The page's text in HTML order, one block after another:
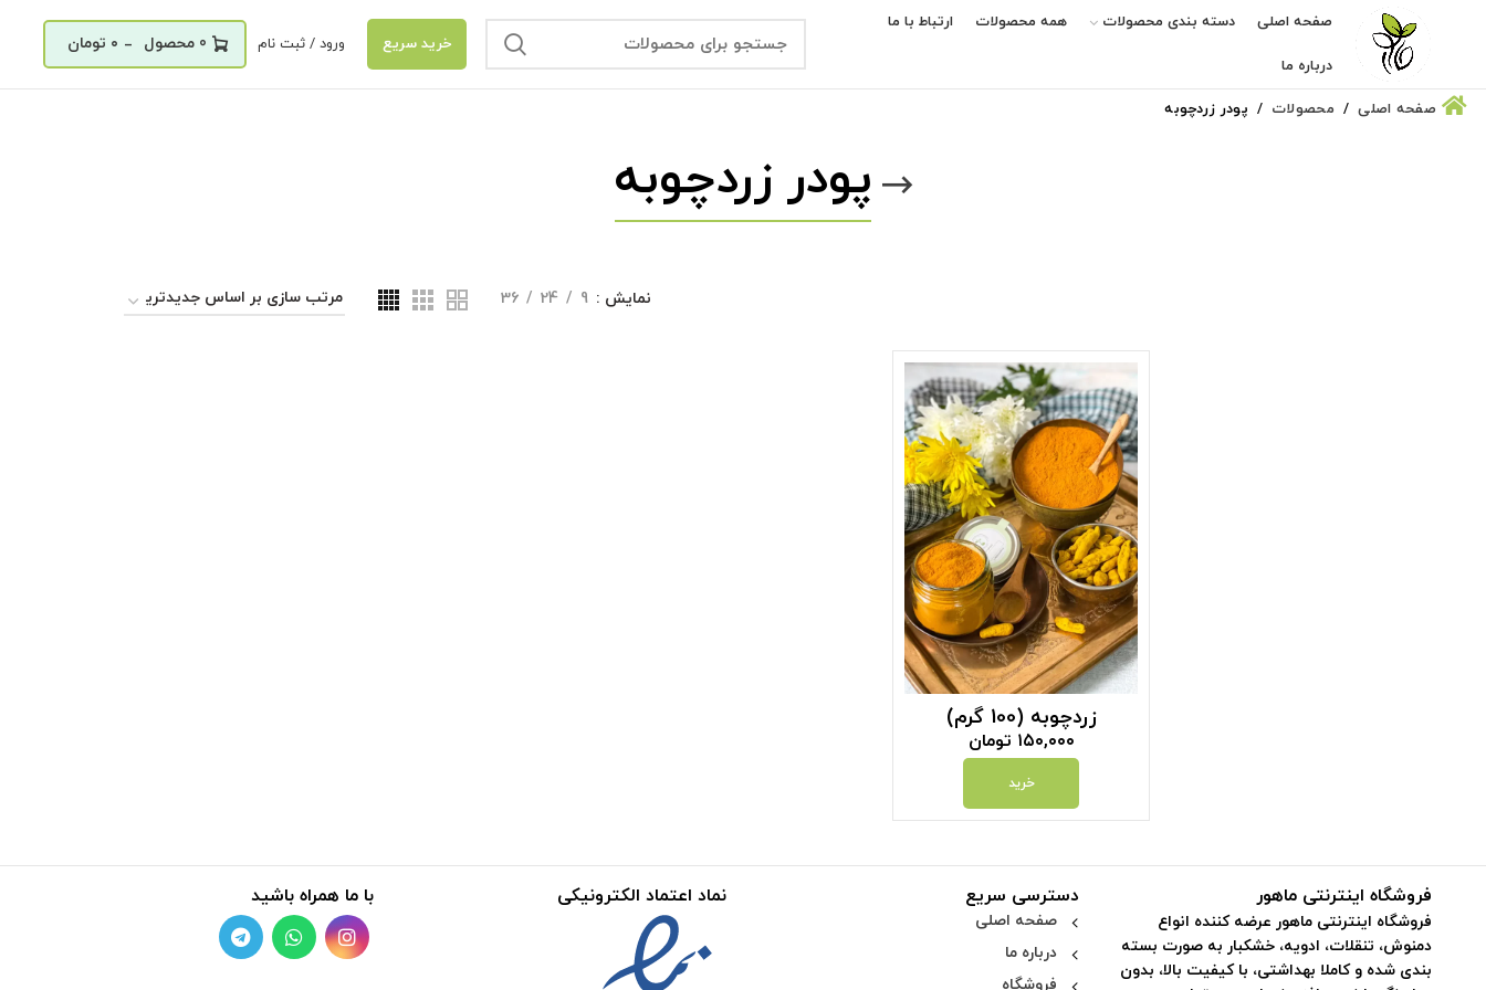
صفحه اصلی دسته بندی محصولات همه محصولات ارتباط با ما
درباره ما
خرید سریع ورود / ثبت نام 0
_ ۰ تومان
صفحه اصلی محصولات پودر زردچوبه
پودر زردچوبه
نمایش 9
24
36
زردچوبه (100 گرم)
۱۵۰,۰۰۰ تومان
خرید
با ما همراه باشید نماد اعتماد الکترونیکی دسترسی سریع
صفحه اصلی
درباره ما
فروشگاه
فروشگاه اینترنتی ماهور
فروشگاه اینترنتی ماهور عرضه کننده انواع
دمنوش، تنقلات، ادویه، خشکبار به صورت بسته
بندی شده و کاملا بهداشتی، با کیفیت بالا، بدون